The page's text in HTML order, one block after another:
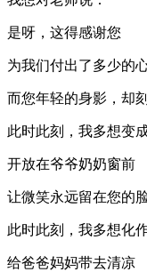
是呀，这得感谢您
为我们付出了多少的
而您年轻的身影，却
此时此刻，我多想变
开放在爷爷奶奶窗前
让微笑永远留在您的
此时此刻，我多想化
给爸爸妈妈带去清凉